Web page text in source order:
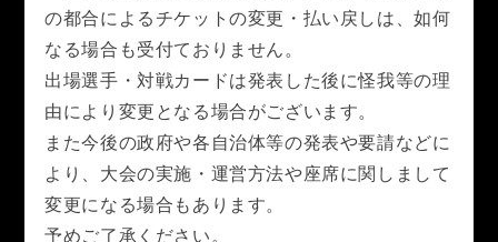
の都合によるチケットの変更・払い戻しは、如何
なる場合も受付ておりません。
出場選手・対戦カードは発表した後に怪我等の理
由により変更となる場合がございます。
また今後の政府や各自治体等の発表や要請などに
より、大会の実施・運営方法や座席に関しまして
変更になる場合もあります。
予めご了承ください。